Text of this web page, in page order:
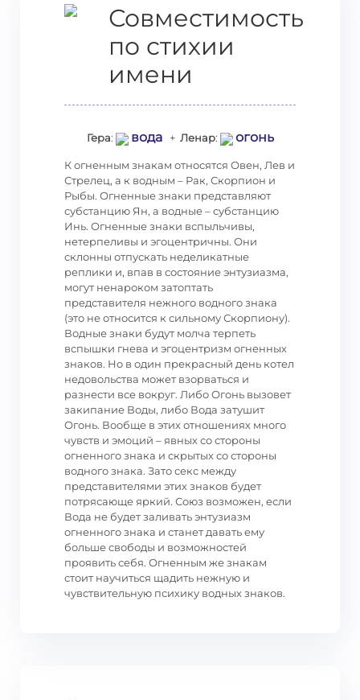
Совместимость
по стихии
имени
Гера: вода+ Ленар: огонь
К огненным знакам относятся Овен, Лев и
Стрелец, а к водным – Рак, Скорпион и
Рыбы. Огненные знаки представляют
субстанцию Ян, а водные – субстанцию
Инь. Огненные знаки вспыльчивы,
нетерпеливы и эгоцентричны. Они
склонны отпускать неделикатные
реплики и, впав в состояние энтузиазма,
могут ненароком затоптать
представителя нежного водного знака
(это не относится к сильному Скорпиону).
Водные знаки будут молча терпеть
вспышки гнева и эгоцентризм огненных
знаков. Но в один прекрасный день котел
недовольства может взорваться и
разнести все вокруг. Либо Огонь вызовет
закипание Воды, либо Вода затушит
Огонь. Вообще в этих отношениях много
чувств и эмоций – явных со стороны
огненного знака и скрытых со стороны
водного знака. Зато секс между
представителями этих знаков будет
потрясающе яркий. Союз возможен, если
Вода не будет заливать энтузиазм
огненного знака и станет давать ему
больше свободы и возможностей
проявить себя. Огненным же знакам
стоит научиться щадить нежную и
чувствительную психику водных знаков.